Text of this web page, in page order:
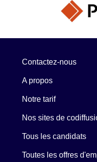
Contactez-nous
A propos
Notre tarif
Nos sites de
Tous les candidats
Toutes les offres